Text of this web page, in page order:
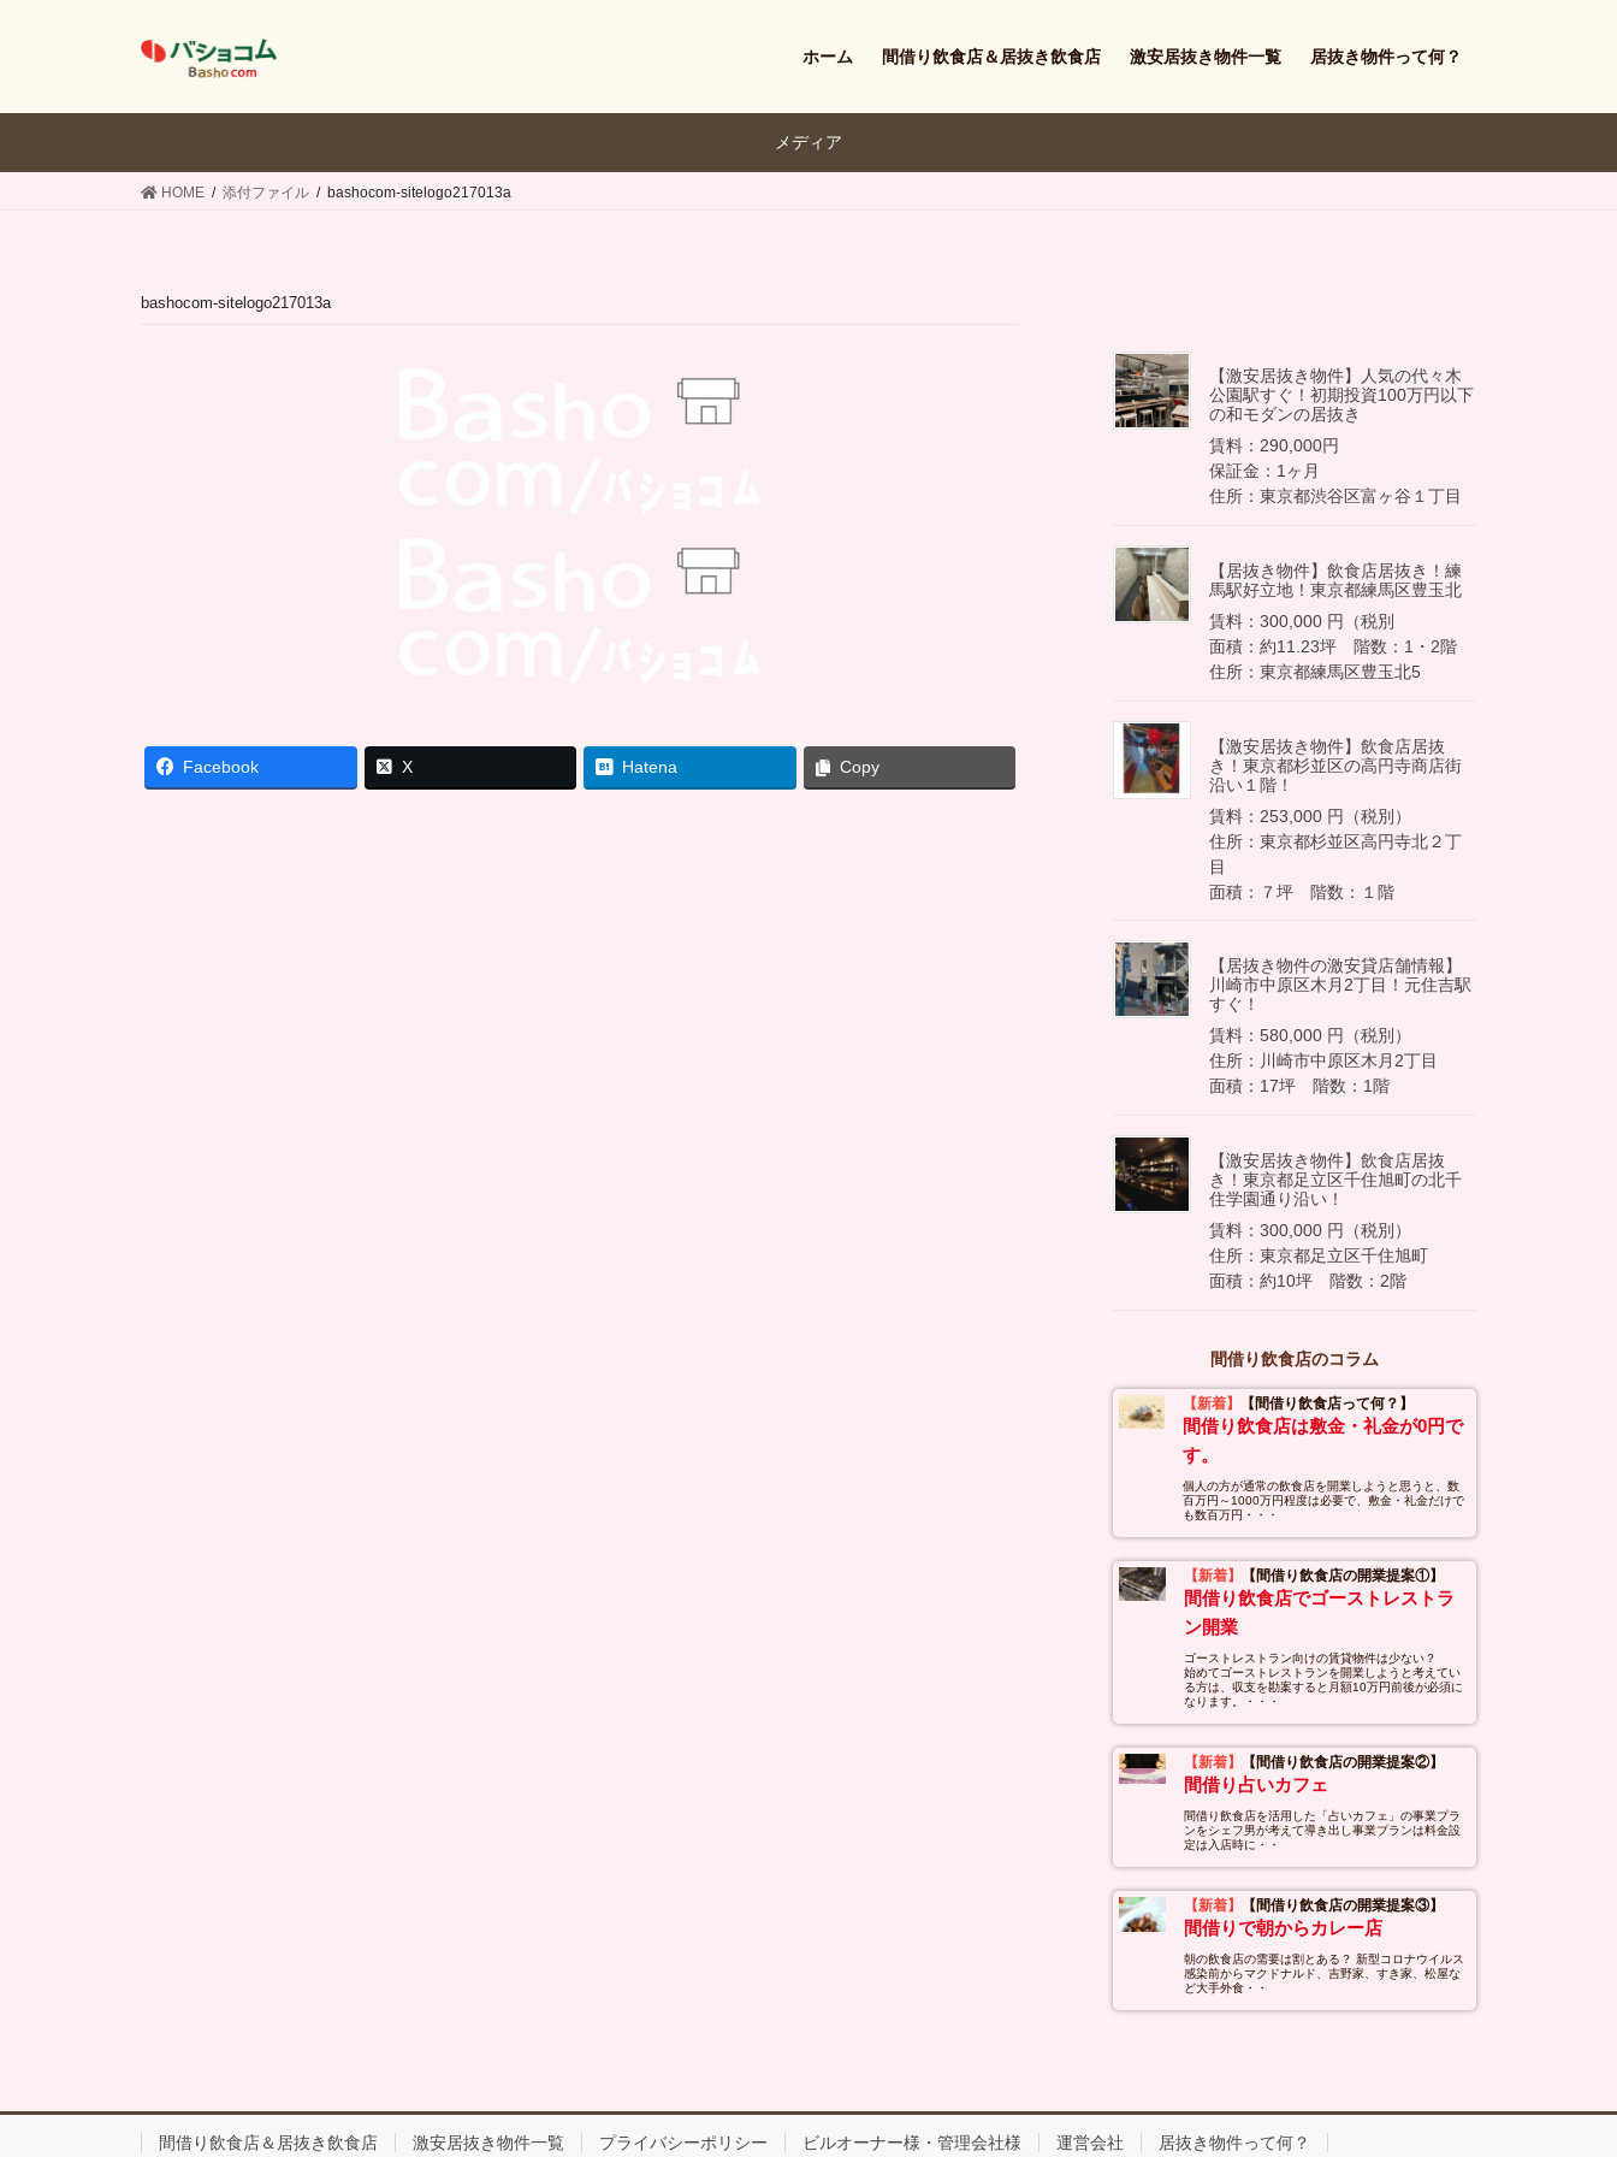
ホーム 間借り飲食店＆居抜き飲食店 激安居抜き物件一覧 居抜き物件って何？
メディア
HOME 添付ファイル bashocom-sitelogo217013a
bashocom-sitelogo217013a
Facebook X Hatena Copy
【激安居抜き物件】人気の代々木
公園駅すぐ！初期投資100万円以下
の和モダンの居抜き
賃料：290,000円
保証金：1ヶ月
住所：東京都渋谷区富ヶ谷１丁目
【居抜き物件】飲食店居抜き！練
馬駅好立地！東京都練馬区豊玉北
賃料：300,000 円（税別
面積：約11.23坪 階数：1・2階
住所：東京都練馬区豊玉北5
【激安居抜き物件】飲食店居抜
き！東京都杉並区の高円寺商店街
沿い１階！
賃料：253,000 円（税別）
住所：東京都杉並区高円寺北２丁
目
面積：７坪 階数：１階
【居抜き物件の激安貸店舗情報】
川崎市中原区木月2丁目！元住吉駅
すぐ！
賃料：580,000 円（税別）
住所：川崎市中原区木月2丁目
面積：17坪 階数：1階
【激安居抜き物件】飲食店居抜
き！東京都足立区千住旭町の北千
住学園通り沿い！
賃料：300,000 円（税別）
住所：東京都足立区千住旭町
面積：約10坪 階数：2階
間借り飲食店のコラム
【新着】 【間借り飲食店って何？】
間借り飲食店は敷金・礼金が0円で
す。
個人の方が通常の飲食店を開業しようと思うと、数
百万円～1000万円程度は必要で、敷金・礼金だけで
も数百万円・・・
【新着】 【間借り飲食店の開業提案①】
間借り飲食店でゴーストレストラ
ン開業
ゴーストレストラン向けの賃貸物件は少ない？
始めてゴーストレストランを開業しようと考えてい
る方は、収支を勘案すると月額10万円前後が必須に
なります。・・・
【新着】 【間借り飲食店の開業提案②】
間借り占いカフェ
間借り飲食店を活用した「占いカフェ」の事業プラ
ンをシェフ男が考えて導き出し事業プランは料金設
定は入店時に・・
【新着】 【間借り飲食店の開業提案③】
間借りで朝からカレー店
朝の飲食店の需要は割とある？ 新型コロナウイルス
感染前からマクドナルド、吉野家、すき家、松屋な
ど大手外食・・
間借り飲食店＆居抜き飲食店 激安居抜き物件一覧 プライバシーポリシー ビルオーナー様・管理会社様 運営会社 居抜き物件って何？